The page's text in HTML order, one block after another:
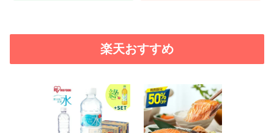
楽天おすすめ